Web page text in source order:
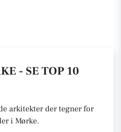
- SE TOP 10
arkitekter der tegner for
i Mørke.